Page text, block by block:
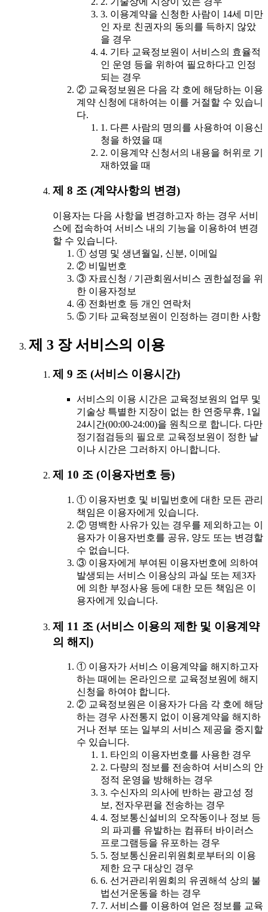
3. 이용계약을 신청한 사람이 14세 미만
인 자로 친권자의 동의를 득하지 않았
을 경우
4. 기타 교육정보원이 서비스의 효율적
인 운영 등을 위하여 필요하다고 인정
되는 경우
② 교육정보원은 다음 각 호에 해당하는 이용
계약 신청에 대하여는 이를 거절할 수 있습니
다.
1. 다른 사람의 명의를 사용하여 이용신
청을 하였을 때
2. 이용계약 신청서의 내용을 허위로 기
재하였을 때
제 8 조 (계약사항의 변경)
이용자는 다음 사항을 변경하고자 하는 경우 서비
스에 접속하여 서비스 내의 기능을 이용하여 변경
할 수 있습니다.
① 성명 및 생년월일, 신분, 이메일
② 비밀번호
③ 자료신청 / 기관회원서비스 권한설정을 위
한 이용자정보
④ 전화번호 등 개인 연락처
⑤ 기타 교육정보원이 인정하는 경미한 사항
제 3 장 서비스의 이용
제 9 조 (서비스 이용시간)
서비스의 이용 시간은 교육정보원의 업무 및
기술상 특별한 지장이 없는 한 연중무휴, 1일
24시간(00:00-24:00)을 원칙으로 합니다. 다만
정기점검등의 필요로 교육정보원이 정한 날
이나 시간은 그러하지 아니합니다.
제 10 조 (이용자번호 등)
① 이용자번호 및 비밀번호에 대한 모든 관리
책임은 이용자에게 있습니다.
② 명백한 사유가 있는 경우를 제외하고는 이
용자가 이용자번호를 공유, 양도 또는 변경할
수 없습니다.
③ 이용자에게 부여된 이용자번호에 의하여
발생되는 서비스 이용상의 과실 또는 제3자
에 의한 부정사용 등에 대한 모든 책임은 이
용자에게 있습니다.
제 11 조 (서비스 이용의 제한 및 이용계약
의 해지)
① 이용자가 서비스 이용계약을 해지하고자
하는 때에는 온라인으로 교육정보원에 해지
신청을 하여야 합니다.
② 교육정보원은 이용자가 다음 각 호에 해당
하는 경우 사전통지 없이 이용계약을 해지하
거나 전부 또는 일부의 서비스 제공을 중지할
수 있습니다.
1. 타인의 이용자번호를 사용한 경우
2. 다량의 정보를 전송하여 서비스의 안
정적 운영을 방해하는 경우
3. 수신자의 의사에 반하는 광고성 정
보, 전자우편을 전송하는 경우
4. 정보통신설비의 오작동이나 정보 등
의 파괴를 유발하는 컴퓨터 바이러스
프로그램등을 유포하는 경우
5. 정보통신윤리위원회로부터의 이용
제한 요구 대상인 경우
6. 선거관리위원회의 유권해석 상의 불
법선거운동을 하는 경우
7. 서비스를 이용하여 얻은 정보를 교육